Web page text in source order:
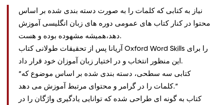
نیاز به کتابی که کلمات را به صورت دسته بندی شده بر اساس
محتوا در کنار کتاب های عمومی دوره های زبان انگلیسی آموزش
دهد،همیشه مشهوده بوده و هست.
آریانا پس از تحقیقات طولانی کتاب Oxford Word Skills را برای
این منظور انتخاب و در اختیار زبان آموزان خود قرار داد.
“کتابی سه سطحی، دسته بندی شده بر اساس موضوع که
کلمات را در گرامر و محتوای مرتبط آموزش می دهد.”
کتاب به گونه ای طراحی شده که توانایی یادگیری واژگان را در